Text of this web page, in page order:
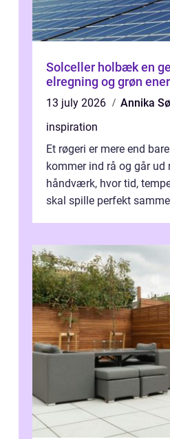
Solceller holbæk en genvej til lavere
elregning og grøn
13 july 2026
Annika
inspiration
Et røgeri er mere end
kommer ind rå og går ud
håndværk, hvor tid,
skal spille perfekt